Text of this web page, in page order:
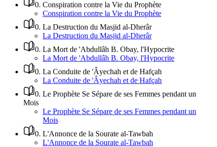
0. Conspiration contre la Vie du Prophète
Conspiration contre la Vie du Prophète
0. La Destruction du Masjid al-Dherâr
La Destruction du Masjid al-Dherâr
0. La Mort de 'Abdullâh B. Obay, l'Hypocrite
La Mort de 'Abdullâh B. Obay, l'Hypocrite
0. La Conduite de 'Âyechah et de Hafçah
La Conduite de 'Âyechah et de Hafçah
0. Le Prophète Se Sépare de ses Femmes pendant un
Mois
Le Prophète Se Sépare de ses Femmes pendant un
Mois
0. L'Annonce de la Sourate al-Tawbah
L'Annonce de la Sourate al-Tawbah